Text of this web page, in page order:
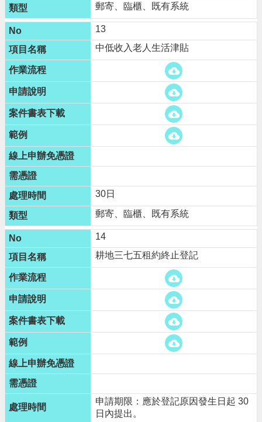
郵寄、臨櫃、既有系統
13
中低收入老人生活津貼
30日
郵寄、臨櫃、既有系統
14
耕地三七五租約終止登記
申請期限：應於登記原因發生日起 30
日內提出。